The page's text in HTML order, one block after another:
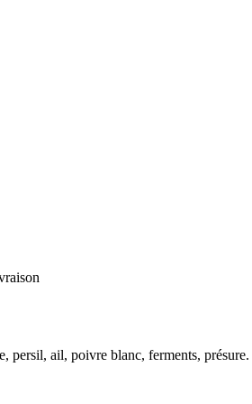
persil, ail, poivre blanc, ferments, présure.